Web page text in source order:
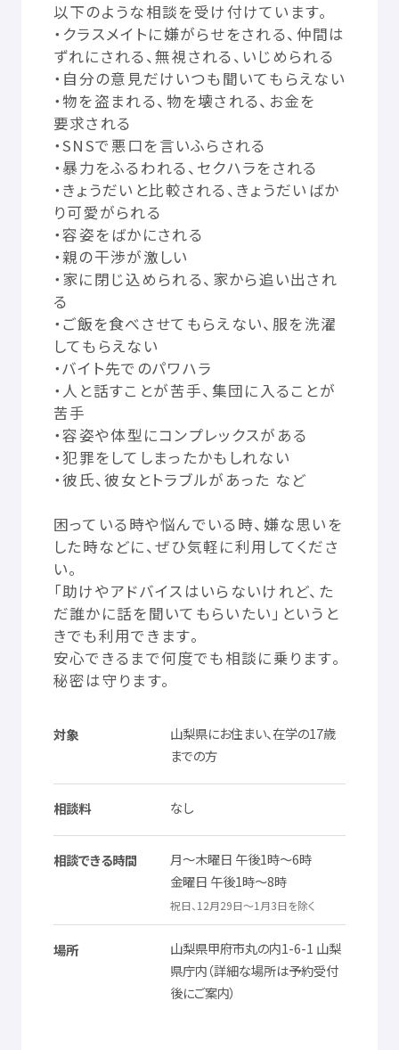
気 に入 り お知らせ
利用規約 寄付のお願い
プライバシーポリシー 認定サービスとは
Mexへのお問 い合わせ
© Mex
以下のような相談を受け付けています。
・クラスメイトに嫌がらせをされる、 仲間は
ずれにされる、無視される、いじめられる
・ 自分の意見だけいつも聞いてもらえない
・物を盗 まれる、 物を壊される、お金を
要求される
・SNSで 悪口を言いふらされる
・ 暴力をふるわれる、セクハラをされる
・きょうだいと比較される、きょうだいばか
り可愛がられる
・容姿をばかにされる
・親の干渉が激 しい
・ 家に閉じ込められる、 家から追い出され
る
・ご飯を食べさせてもらえない、 服を洗濯
してもらえない
・バイト先でのパワハラ
・ 人 と話すことが苦手、 集団に入ることが
苦手
・容姿や体型にコンプレックスがある
・犯罪をしてしまったかもしれない
・彼氏、彼女 とトラブルがあった など
困っている時や悩んでいる時、 嫌な思いを
した時などに、ぜひ気軽に利用 してくださ
い。
「助けやアドバイスはいらないけれど、た
だ誰かに話を聞いてもらいたい」というと
きでも利用できます。
安心できるまで何度でも相談に乗ります。
秘密は守ります。
対象 山梨県にお住まい、在学の17歳
までの方
相談料 なし
相談できる時間 月～木曜日 午後1時～6時
金曜日 午後1時～8時
祝日、12月29日～1 月3日を除く
場所 山梨県甲府市丸の内1-6-1 山梨
県庁内（詳細な場所は予約受付
後にご案内）